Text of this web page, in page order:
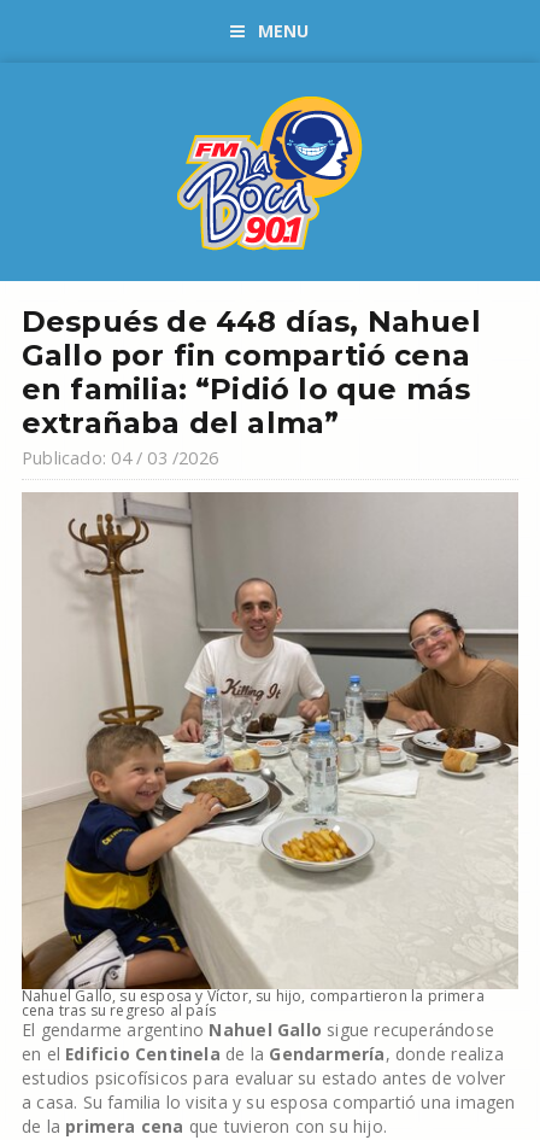
MENU
Después de 448 días, Nahuel
Gallo por fin compartió cena
en familia: “Pidió lo que más
extrañaba del alma”
Publicado: 04 / 03 /2026
Nahuel Gallo, su esposa y Víctor, su hijo, compartieron la primera
cena tras su regreso al país
El gendarme argentino Nahuel Gallo sigue recuperándose
en el Edificio Centinela de la Gendarmería, donde realiza
estudios psicofísicos para evaluar su estado antes de volver
a casa. Su familia lo visita y su esposa compartió una imagen
de la primera cena que tuvieron con su hijo.